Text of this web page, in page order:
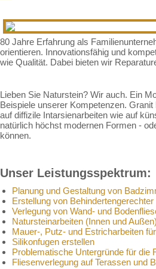
80 Jahre Erfahrung als
orientieren. Innovationsfähig und
wie Qualität. Dabei bieten wir
Lieben Sie Naturstein? Wir auch. Ein
Beispiele unserer Kompetenzen.
auf diffizile Intarsienarbeiten wie auf
natürlich höchst modernen Formen -
können.
Unser Leistungsspektrum:
Planung und Gestaltung von
Erstellung von
Verlegung von Wand- und
Natursteinarbeiten (Innen und Außen)
Mauer-, Putz- und Estricharbeiten
Silikonfugen erstellen
Problematische Untergründe für die
Fliesenverlegung auf Terassen und